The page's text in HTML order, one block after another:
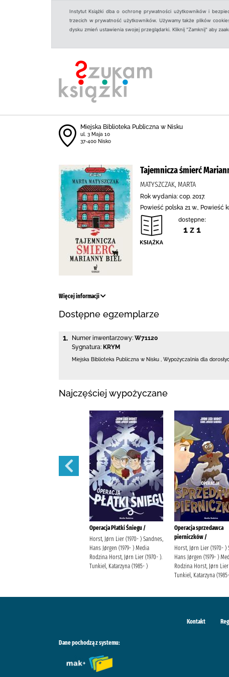
Instytut Książki dba o ochronę prywatności użytkowników i
trzecich w prywatność użytkowników. Używamy także plików
dysku zmień ustawienia swojej przeglądarki. Kliknij "Zamknij" aby
Miejska Biblioteka Publiczna w Nisku
ul. 3 Maja 10
37-400 Nisko
Tajemnicza śmierć
MATYSZCZAK, MARTA
Rok wydania: cop. 2017.
Powieść polska 21 w., Powieść
dostępne:
1 z 1
Więcej informacji
Dostępne egzemplarze
1. Numer inwentarzowy: W71120
Sygnatura: KRYM
Miejska Biblioteka Publiczna w Nisku Wypożyczalnia dla
Najczęściej wypożyczane
Operacja Płatki Śniegu /
Horst, Jørn Lier (1970- ) Sandnes,
Hans Jørgen (1979- ) Media
Rodzina Horst, Jørn Lier (1970- ).
Tunkiel, Katarzyna (1985- )
Operacja sprzedawca
pierniczków /
Horst, Jørn Lier (1970- )
Hans Jørgen (1979- )
Rodzina Horst, Jørn Lier
Tunkiel, Katarzyna
Kontakt
Dane pochodzą z systemu: